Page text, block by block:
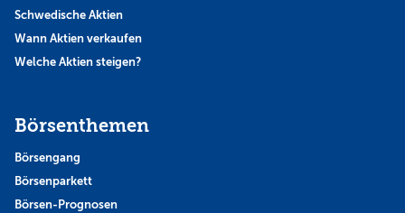
Schwedische Aktien
Wann Aktien verkaufen
Welche Aktien steigen?
Börsenthemen
Börsengang
Börsenparkett
Börsen-Prognosen